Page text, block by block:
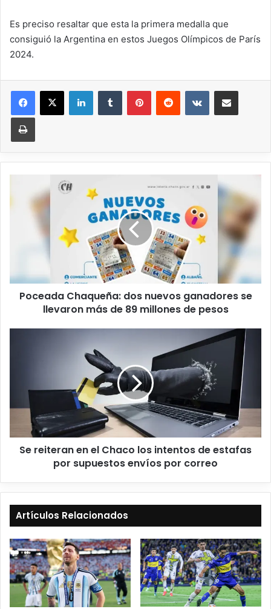
Es preciso resaltar que esta la primera medalla que
consiguió la Argentina en estos Juegos Olímpicos de París
2024.
Poceada Chaqueña: dos nuevos ganadores se
llevaron más de 89 millones de pesos
Se reiteran en el Chaco los intentos de estafas
por supuestos envíos por correo
Artículos Relacionados